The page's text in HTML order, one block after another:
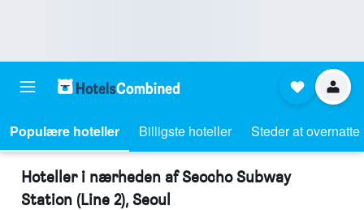
Populære hoteller Billigste hoteller Steder at overnatte
Hoteller i nærheden af Seocho Subway
Station (Line 2), Seoul